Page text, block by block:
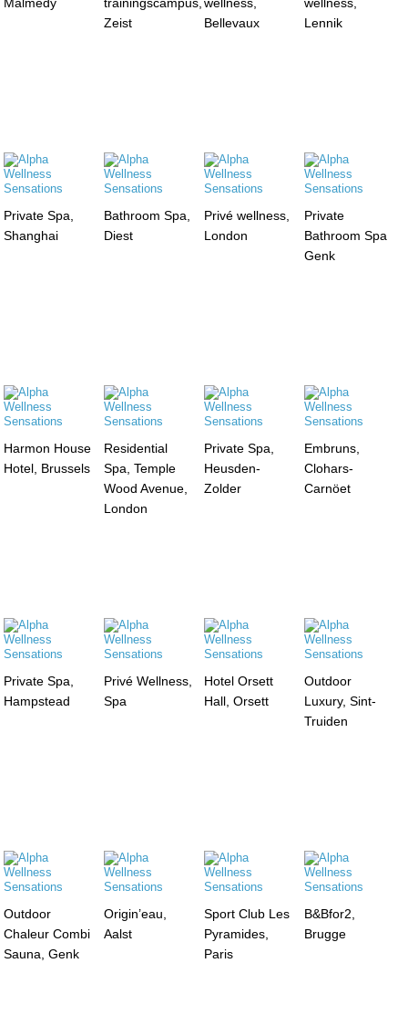
Zeist
Bellevaux
Lennik
Private Spa,
Shanghai
Bathroom Spa,
Diest
Privé wellness,
London
Private
Bathroom Spa
Genk
Harmon House
Hotel, Brussels
Residential
Spa, Temple
Wood Avenue,
London
Private Spa,
Heusden-
Zolder
Embruns,
Clohars-
Carnöet
Private Spa,
Hampstead
Privé Wellness,
Spa
Hotel Orsett
Hall, Orsett
Outdoor
Luxury, Sint-
Truiden
Outdoor
Chaleur Combi
Sauna, Genk
Origin’eau,
Aalst
Sport Club Les
Pyramides,
Paris
B&Bfor2,
Brugge